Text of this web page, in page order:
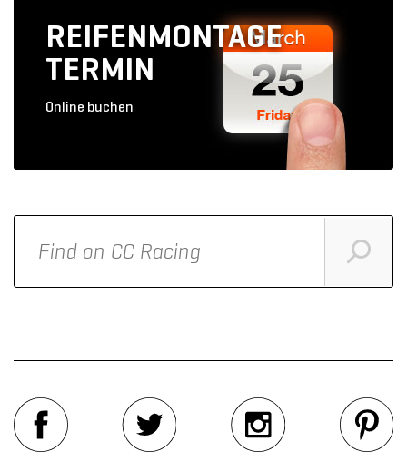
REIFENMONTAGE
TERMIN
Online buchen